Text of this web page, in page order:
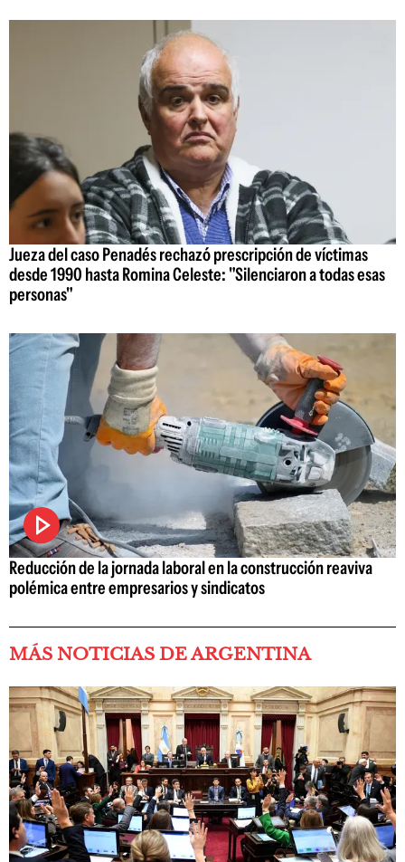
Jueza del caso Penadés rechazó prescripción de víctimas
desde 1990 hasta Romina Celeste: "Silenciaron a todas esas
personas"
Reducción de la jornada laboral en la construcción reaviva
polémica entre empresarios y sindicatos
MÁS NOTICIAS DE ARGENTINA